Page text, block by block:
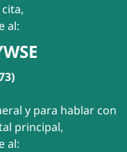
al:
y para hablar con
principal,
al: